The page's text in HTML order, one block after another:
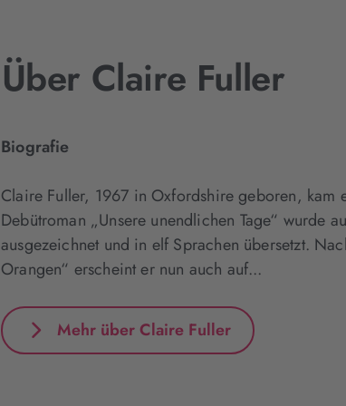
Über Claire Fuller
Biografie
Claire Fuller, 1967 in Oxfordshire geboren, kam
Debütroman „Unsere unendlichen Tage“ wurde
ausgezeichnet und in elf Sprachen übersetzt.
Orangen“ erscheint er nun auch auf...
Mehr über Claire Fuller